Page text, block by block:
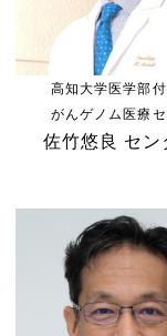
高知大学医学部
がんゲノム医療
佐竹悠良 セン